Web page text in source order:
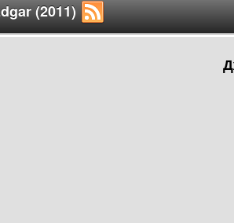
(2011)